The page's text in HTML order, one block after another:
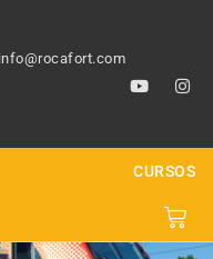
info@rocafort.com
Y
o
u
b
e
I
n
a
g
r
m
CURSOS